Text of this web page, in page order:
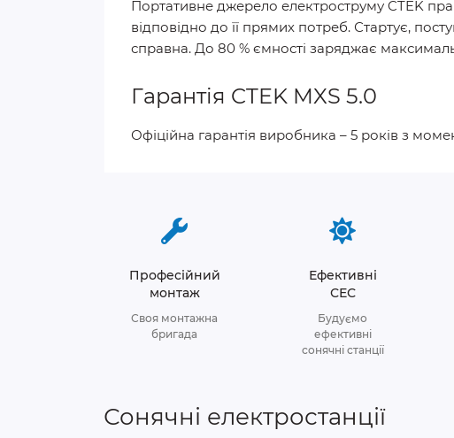
Портативне джерело електроструму CTEK
відповідно до її прямих потреб. Стартує,
справна. До 80 % ємності заряджає
Гарантія CTEK MXS 5.0
Офіційна гарантія виробника – 5 років з
Професійний
монтаж
Своя монтажна
бригада
Ефективні
СЕС
Будуємо
ефективні
сонячні станції
Сонячні електростанції